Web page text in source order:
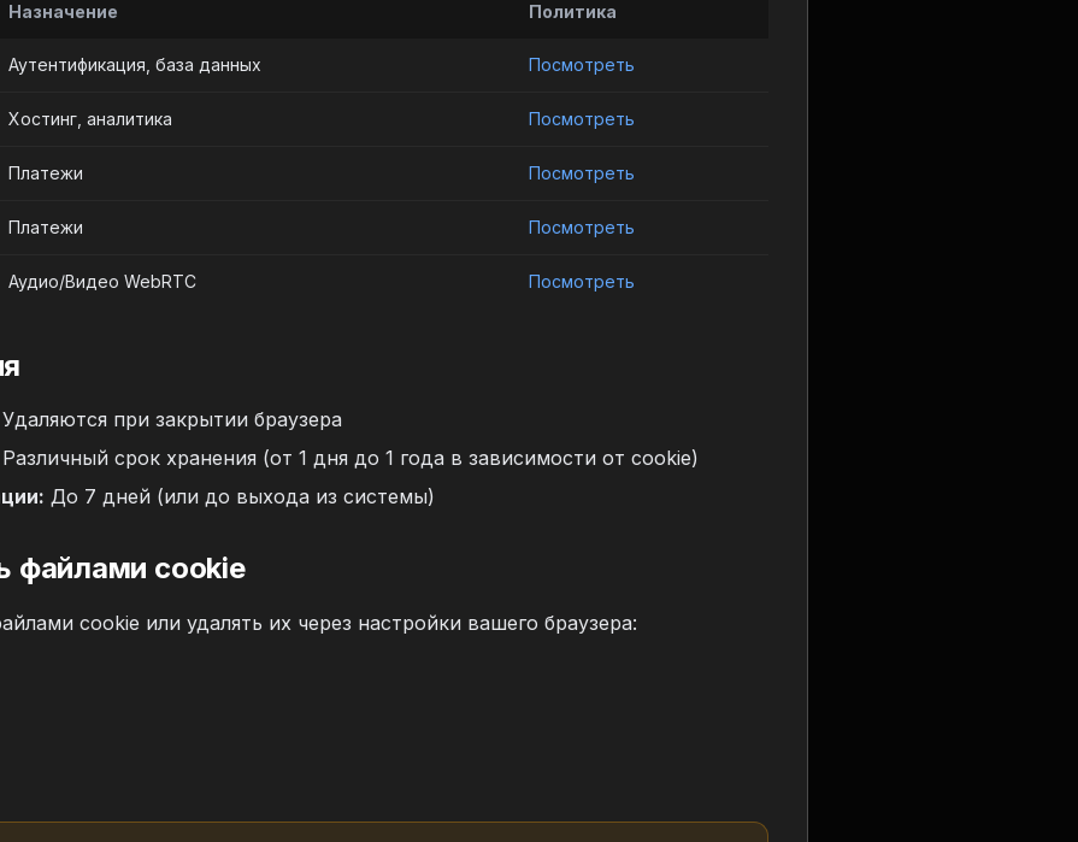
Назначение Политика
Аутентификация, база данных Посмотреть
Хостинг, аналитика Посмотреть
Платежи Посмотреть
Платежи Посмотреть
Аудио/Видео WebRTC Посмотреть
Удаляются при закрытии браузера
Различный срок хранения (от 1 дня до 1 года в зависимости от cookie)
До 7 дней (или до выхода из системы)
файлами cookie
cookie или удалять их через настройки вашего браузера: